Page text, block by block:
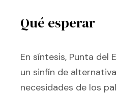
Qué esperar
En síntesis, Punta del
un sinfín de
necesidades de los